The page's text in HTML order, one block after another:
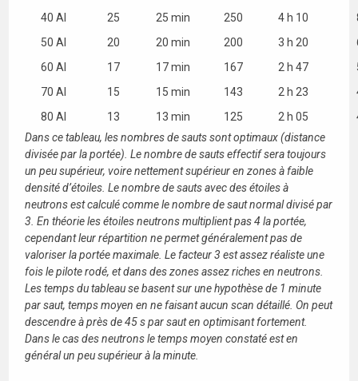
40 Al
25 25 min 250 4 h 10
50 Al
20 20 min 200 3 h 20
60 Al
17 17 min 167 2 h 47
70 Al
15 15 min 143 2 h 23
80 Al
13 13 min 125 2 h 05
Dans ce tableau, les nombres de sauts sont optimaux (distance
divisée par la portée). Le nombre de sauts effectif sera toujours
un peu supérieur, voire nettement supérieur en zones à faible
densité d’étoiles. Le nombre de sauts avec des étoiles à
neutrons est calculé comme le nombre de saut normal divisé par
3. En théorie les étoiles neutrons multiplient pas 4 la portée,
cependant leur répartition ne permet généralement pas de
valoriser la portée maximale. Le facteur 3 est assez réaliste une
fois le pilote rodé, et dans des zones assez riches en neutrons.
Les temps du tableau se basent sur une hypothèse de 1 minute
par saut, temps moyen en ne faisant aucun scan détaillé. On peut
descendre à près de 45 s par saut en optimisant fortement.
Dans le cas des neutrons le temps moyen constaté est en
général un peu supérieur à la minute.